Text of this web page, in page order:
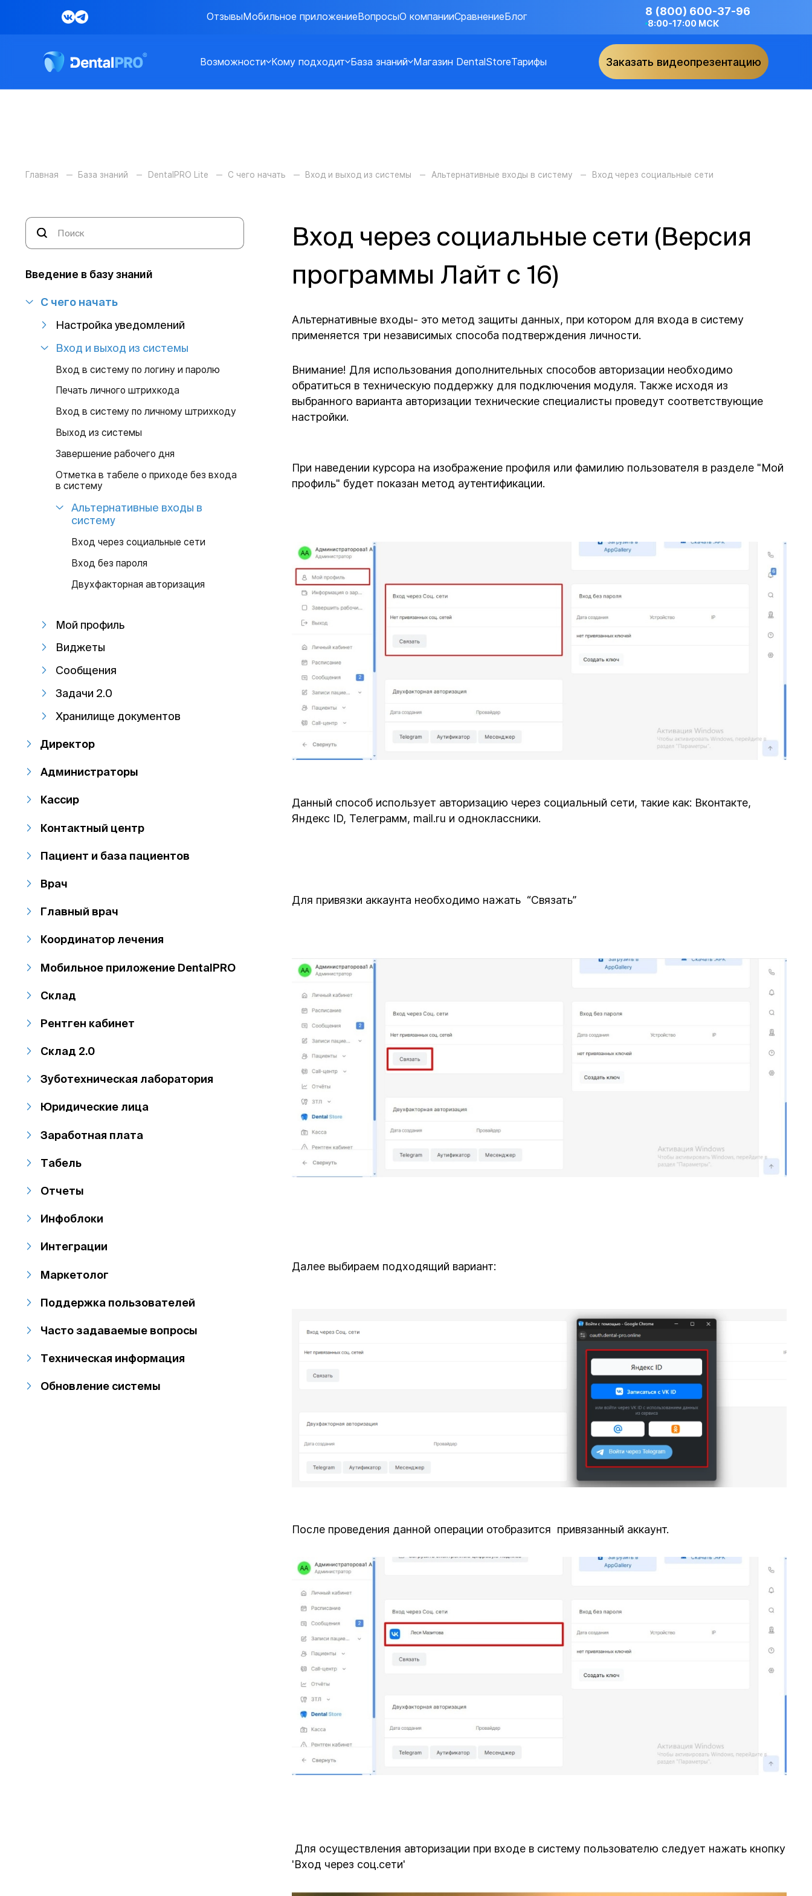
ОтзывыМобильное приложениеВопросыО компанииСравнениеБлог 8 (800) 600-37-96
8:00-17:00 МСК
Возможности Кому подходит База знаний Магазин DentalStoreТарифы Заказать видеопрезентацию
Главная База знаний DentalPRO Lite С чего начать Вход и выход из системы Альтернативные входы в систему Вход через социальные сети
Введение в базу знаний
С чего начать
Настройка уведомлений
Вход и выход из системы
Вход в систему по логину и паролю
Печать личного штрихкода
Вход в систему по личному штрихкоду
Выход из системы
Завершение рабочего дня
Отметка в табеле о приходе без входа
в систему
Альтернативные входы в
систему
Вход через социальные сети
Вход без пароля
Двухфакторная авторизация
Мой профиль
Виджеты
Сообщения
Задачи 2.0
Хранилище документов
Директор
Администраторы
Кассир
Контактный центр
Пациент и база пациентов
Врач
Главный врач
Координатор лечения
Мобильное приложение DentalPRO
Склад
Рентген кабинет
Склад 2.0
Зуботехническая лаборатория
Юридические лица
Заработная плата
Табель
Отчеты
Инфоблоки
Интеграции
Маркетолог
Поддержка пользователей
Часто задаваемые вопросы
Техническая информация
Обновление системы
Вход через социальные сети (Версия
программы Лайт с 16)
Альтернативные входы- это метод защиты данных, при котором для входа в систему
применяется три независимых способа подтверждения личности.
Внимание! Для использования дополнительных способов авторизации необходимо
обратиться в техническую поддержку для подключения модуля. Также исходя из
выбранного варианта авторизации технические специалисты проведут соответствующие
настройки.
При наведении курсора на изображение профиля или фамилию пользователя в разделе "Мой
профиль" будет показан метод аутентификации.
Данный способ использует авторизацию через социальный сети, такие как: Вконтакте,
Яндекс ID, Телеграмм, mail.ru и одноклассники.
Для привязки аккаунта необходимо нажать “Связать”
Далее выбираем подходящий вариант:
После проведения данной операции отобразится привязанный аккаунт.
Для осуществления авторизации при входе в систему пользователю следует нажать кнопку
'Вход через соц.сети'